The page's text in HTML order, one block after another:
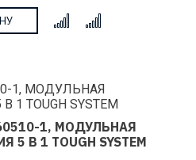
1, МОДУЛЬНАЯ
В 1 TOUGH SYSTEM